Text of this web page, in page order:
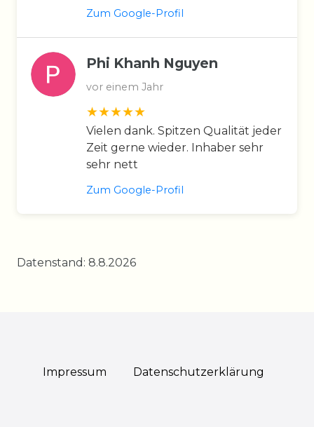
Zum Google-Profil
Phi Khanh Nguyen
vor einem Jahr
Vielen dank. Spitzen Qualität jeder
Zeit gerne wieder. Inhaber sehr
sehr nett
Zum Google-Profil
Datenstand: 8.8.2026
Impressum Daten­schutz­erklärung